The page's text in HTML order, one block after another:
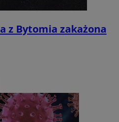
z Bytomia zakażona